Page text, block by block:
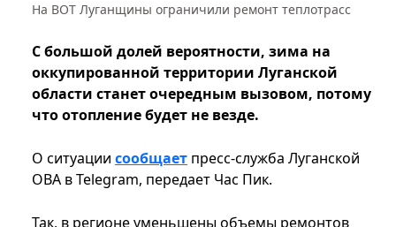
На ВОТ Луганщины ограничили ремонт теплотрасс
С большой долей вероятности, зима на
оккупированной территории Луганской
области станет очередным вызовом, потому
что отопление будет не везде.
О ситуации сообщает пресс-служба Луганской
ОВА в Telegram, передает Час Пик.
Так, в регионе уменьшены объемы ремонтов